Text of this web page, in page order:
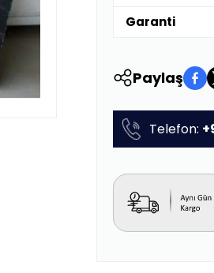
Garanti
Paylaş
Telefon: